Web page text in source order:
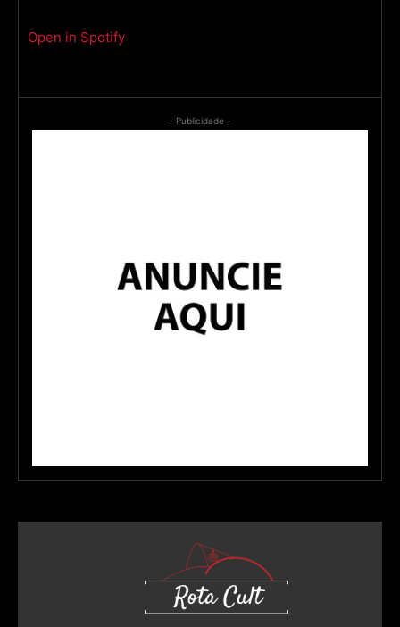
Open in Spotify
- Publicidade -